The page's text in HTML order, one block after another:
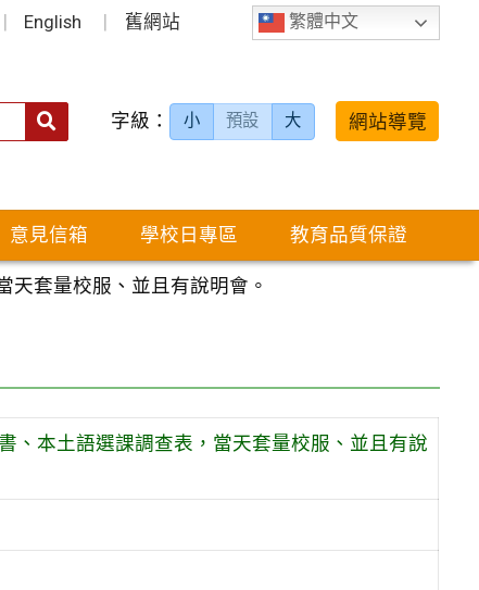
繁體中文
English 舊網站
字級： 小 預設 大 網站導覽
意見信箱 學校日專區 教育品質保證
天套量校服、並且有說明會。
、本土語選課調查表，當天套量校服、並且有說